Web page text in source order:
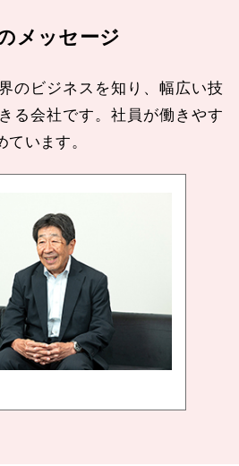
メッセージ
のビジネスを知り、幅広い技
る会社です。社員が働きやす
います。